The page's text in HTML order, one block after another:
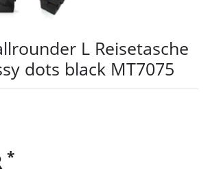
L Reisetasche
dots black MT7075
*